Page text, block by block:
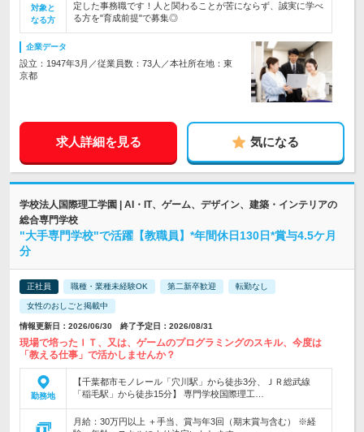
対象と
なる方
定した事務職です！人と関わることが苦にならず、誠実に学べ
る方を"育成前提"で募集◎
企業データ
設立：1947年3月／従業員数：73人／本社所在地：東
京都
求人詳細を見る 気になる
学校法人国際理工学園 | AI・IT、ゲーム、デザイン、建築・インテリアの
総合専門学校
"大手専門学校"で活躍【教職員】*年間休日130日*賞与4.5ケ月
分
正社員 職種・業種未経験OK 第二新卒歓迎 転勤なし
女性のおしごと掲載中
情報更新日：2026/06/30 終了予定日：2026/08/31
現場で培ったＩＴ、又は、ゲームのプログラミングのスキル、今度は
「教える仕事」で活かしませんか？
勤務地
【千葉都市モノレール「穴川駅」から徒歩3分、ＪＲ総武線
「稲毛駅」から徒歩15分】 専門学校国際理工…
月給：30万円以上 ＋手当、賞与年3回（期末賞与含む） ※経